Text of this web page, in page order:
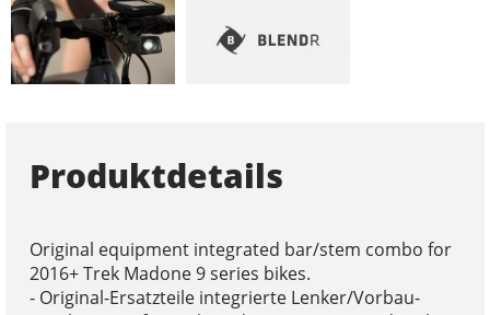
Produktdetails
Original equipment integrated bar/stem combo for
2016+ Trek Madone 9 series bikes.
- Original-Ersatzteile integrierte Lenker/Vorbau-